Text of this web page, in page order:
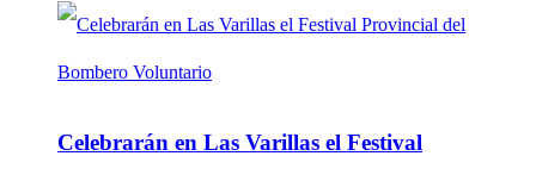
Celebrarán en Las Varillas el Festival